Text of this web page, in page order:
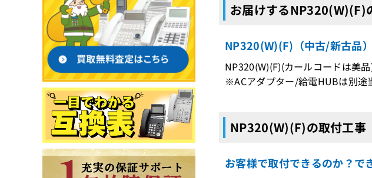
お届けするNP320(W)(F)
NP320(W)(F)（中古/新古品
NP320(W)(F)(カールコードは美
※ACアダプター/給電HUBは別途
NP320(W)(F)の取付工事
お客様で取付できるのか？で